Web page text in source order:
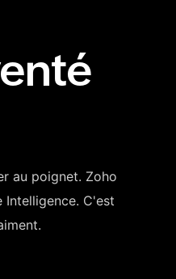
au poignet. Zoho
C'est